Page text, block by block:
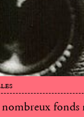
fonds